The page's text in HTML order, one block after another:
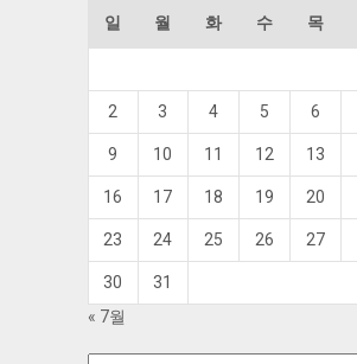
일 월 화 수 목
2 3 4 5 6
9 10 11 12 13
16 17 18 19 20
23 24 25 26 27
30
31
« 7월